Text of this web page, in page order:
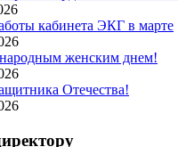
кабинета ЭКГ в марте
женским днем!
Отечества!